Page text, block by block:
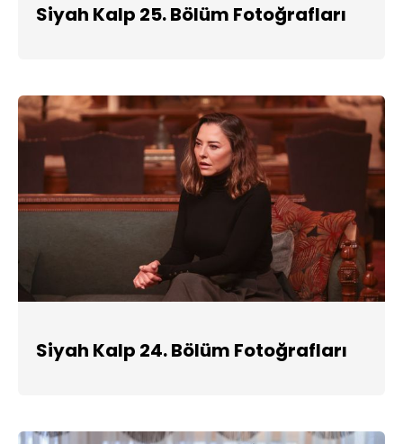
Siyah Kalp 25. Bölüm Fotoğrafları
Siyah Kalp 24. Bölüm Fotoğrafları